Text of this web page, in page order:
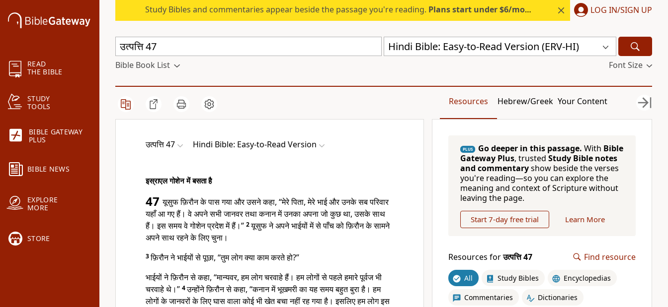
READ
THE BIBLE
STUDY
TOOLS
BIBLE GATEWAY
PLUS
BIBLE NEWS
EXPLORE
MORE
STORE
Study Bibles and commentaries appear beside the passage you're reading. Plans start under $6/month. Start free. LOG IN/SIGN UP
Hindi Bible: Easy-to-Read Version (ERV-HI)
Bible Book List Font Size
Resources Hebrew/Greek Your Content
उत्पत्ति 47 Hindi Bible: Easy-to-Read Version
इस्राएल गोशेन में बसता है
47यूसुफ फ़िरौन के पास गया और उसने कहा, “मेरे पिता, मेरे भाई और उनके सब परिवार
यहाँ आ गए हैं। वे अपने सभी जानवर तथा कनान में उनका अपना जो कुछ था, उसके साथ
हैं। इस समय वे गोशेन प्रदेश में हैं।” 2यूसुफ ने अपने भाईयों में से पाँच को फ़िरौन के सामने
अपने साथ रहने के लिए चुना।
3फ़िरौन ने भाईयों से पूछा, “तुम लोग क्या काम करते हो?”
भाईयों ने फ़िरौन से कहा, “मान्यवर, हम लोग चरवाहे हैं। हम लोगों से पहले हमारे पूर्वज भी
चरवाहे थे।” 4उन्होंने फ़िरौन से कहा, “कनान में भूखमरी का यह समय बहुत बुरा है। हम
लोगों के जानवरों के लिए घास वाला कोई भी खेत बचा नहीं रह गया है। इसलिए हम लोग इस
PLUS Go deeper in this passage. With Bible
Gateway Plus, trusted Study Bible notes
and commentaryshow beside the verses
you're reading—so you can explore the
meaning and context of Scripture without
leaving the page.
Start 7-day free trial Learn More
Resources forउत्पत्ति 47 Find resource
All Study Bibles Encyclopedias
Commentaries Dictionaries